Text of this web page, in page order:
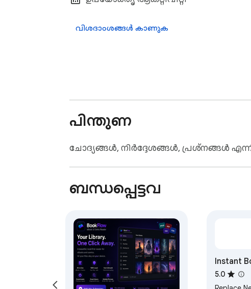
വിശദാംശങ്ങൾ കാണുക
പിന്തുണ
ചോദ്യങ്ങൾ, നിർദ്ദേശങ്ങൾ, പ്രശ്‌നങ്ങൾ
ബന്ധപ്പെട്ടവ
Instant
5.0